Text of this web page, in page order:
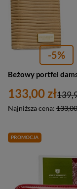
-5%
133,00 zł
Najniższa cena:
PROMOCJA